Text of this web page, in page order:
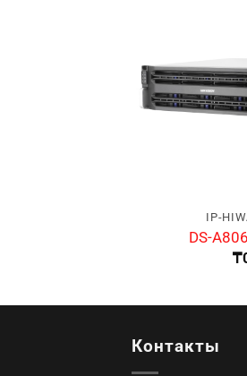
IP-
DS-
₸
Контакты